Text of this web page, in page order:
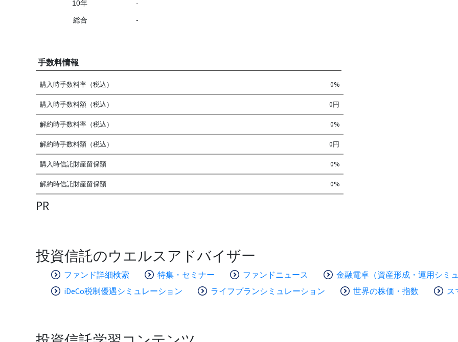
10年 -
総合 -
手数料情報
購入時手数料率（税込） 0%
購入時手数料額（税込） 0円
解約時手数料率（税込） 0%
解約時手数料額（税込） 0円
購入時信託財産留保額 0%
解約時信託財産留保額 0%
PR
投資信託のウエルスアドバイザー
ファンド詳細検索 特集・セミナー ファンドニュース 金融電卓（資産形成・運用シミ
iDeCo税制優遇シミュレーション
ライフプランシミュレーション 世界の株価・指数 ス